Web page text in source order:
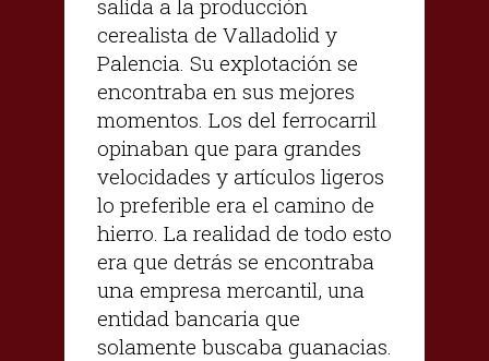
salida a la producción
cerealista de Valladolid y
Palencia. Su explotación se
encontraba en sus mejores
momentos. Los del ferrocarril
opinaban que para grandes
velocidades y artículos ligeros
lo preferible era el camino de
hierro. La realidad de todo esto
era que detrás se encontraba
una empresa mercantil, una
entidad bancaria que
solamente buscaba guanacias.